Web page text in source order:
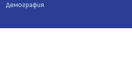
Демография